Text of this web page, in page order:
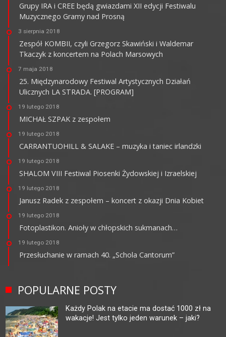
Grupy IRA i CREE będą gwiazdami XII edycji Festiwalu
Muzycznego Gramy nad Prosną
3 sierpnia 2018
Zespół KOMBII, czyli Grzegorz Skawiński i Waldemar
Tkaczyk z koncertem na Polach Marsowych
7 maja 2018
25. Międzynarodowy Festiwal Artystycznych Działań
Ulicznych LA STRADA. [PROGRAM]
19 lutego 2018
MICHAŁ SZPAK z zespołem
19 lutego 2018
CARRANTUOHILL & SALAKE – muzyka i taniec irlandzki
19 lutego 2018
SHALOM VIII Festiwal Piosenki Żydowskiej i Izraelskiej
19 lutego 2018
Janusz Radek z zespołem – koncert z okazji Dnia Kobiet
19 lutego 2018
Fotoplastikon. Anioły w chłopskich sukmanach…
19 lutego 2018
Przesłuchanie w ramach 40. „Schola Cantorum”
POPULARNE POSTY
Każdy Polak na etacie ma dostać 1000 zł na
wakacje! Jest tylko jeden warunek – jaki?